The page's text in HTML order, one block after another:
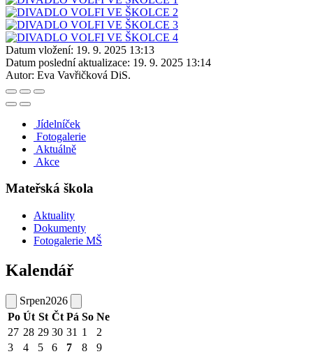
Datum vložení: 19. 9. 2025 13:13
Datum poslední aktualizace: 19. 9. 2025 13:14
Autor: Eva Vavřičková DiS.
Jídelníček
Fotogalerie
Aktuálně
Akce
Mateřská škola
Aktuality
Dokumenty
Fotogalerie MŠ
Kalendář
Srpen2026
Po Út St Čt Pá So Ne
27 28 29 30 31 1
2
3
4 5 6 7 8
9